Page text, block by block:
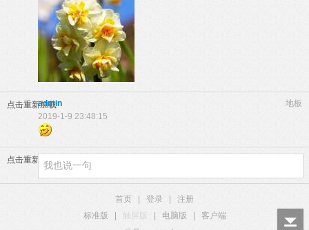
点击重新加载 地板
admin
2019-1-9 23:48:15
点击重新加载
首页 登录
注册
标准版
触屏版 电脑版
客户端